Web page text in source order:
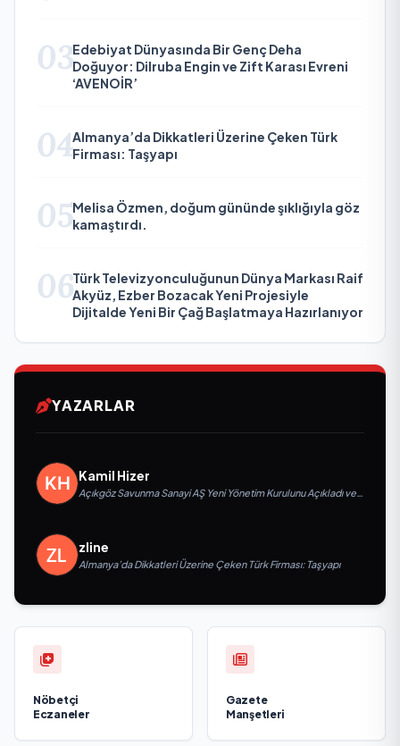
03Edebiyat Dünyasında Bir Genç Deha
Doğuyor: Dilruba Engin ve Zift Karası Evreni
‘AVENOİR’
04Almanya’da Dikkatleri Üzerine Çeken Türk
Firması: Taşyapı
05Melisa Özmen, doğum gününde şıklığıyla göz
kamaştırdı.
06Türk Televizyonculuğunun Dünya Markası Raif
Akyüz, Ezber Bozacak Yeni Projesiyle
Dijitalde Yeni Bir Çağ Başlatmaya Hazırlanıyor
YAZARLAR
Kamil Hizer
Açıkgöz Savunma Sanayi AŞ Yeni Yönetim Kurulunu Açıkladı ve
zline
Almanya’da Dikkatleri Üzerine Çeken Türk Firması: Taşyapı
Nöbetçi
Eczaneler
Gazete
Manşetleri